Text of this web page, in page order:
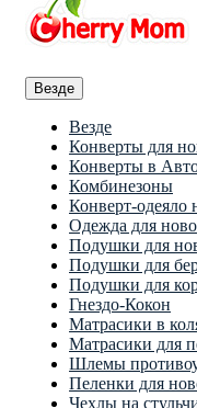
Везде
Везде
Конверты для
Конверты в
Комбинезоны
Конверт-одеяло
Одежда для
Подушки для
Подушки для
Подушки для
Гнездо-Кокон
Матрасики в
Матрасики для
Шлемы
Пеленки для
Чехлы на